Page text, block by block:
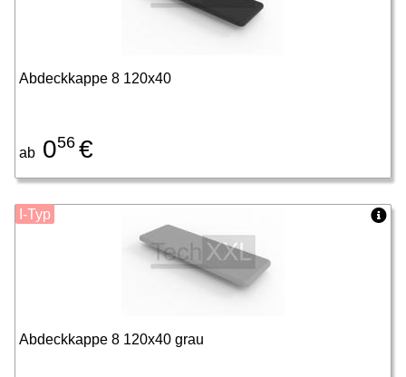
Abdeckkappe 8 120x40
ab 056 €
Abdeckkappe 8 120x40 grau
I-Typ